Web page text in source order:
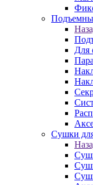
Для
Сушки